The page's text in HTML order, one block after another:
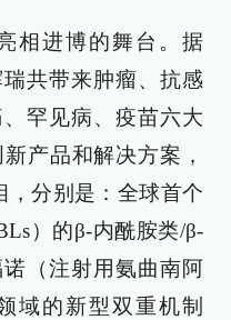
相进博的舞台。据
共带来肿瘤、抗感
罕见病、疫苗六大
产品和解决方案，
，分别是：全球首个
）的β-内酰胺类/β-
（注射用氨曲南阿
域的新型双重机制